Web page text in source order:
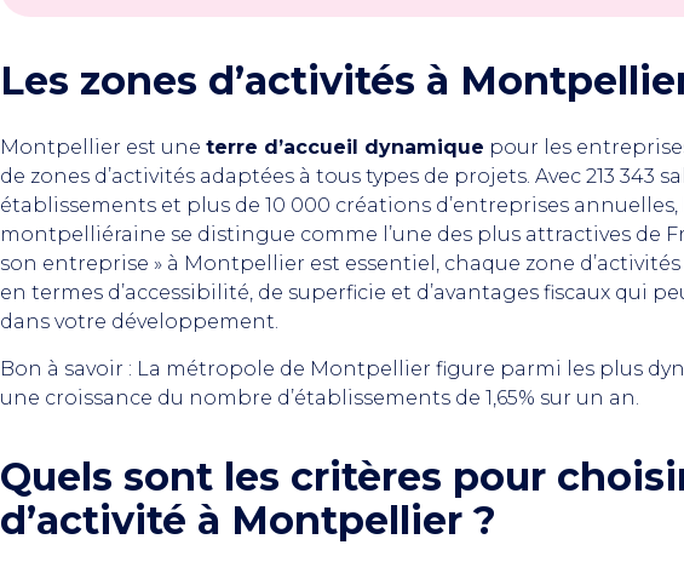
Les zones d’activités à
Montpellier est une terre d’accueil dynamique pour les
de zones d’activités adaptées à tous types de projets. Avec 213 343
établissements et plus de 10 000 créations d’entreprises
montpelliéraine se distingue comme l’une des plus attractives de
son entreprise » à Montpellier est essentiel, chaque zone
en termes d’accessibilité, de superficie et d’avantages fiscaux qui
dans votre développement.
Bon à savoir : La métropole de Montpellier figure parmi les plus
une croissance du nombre d’établissements de 1,65% sur un an.
Quels sont les critères pour
d’activité à Montpellier ?